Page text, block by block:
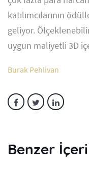
katılımcılarının
geliyor.
uygun maliyetli 3D
Burak Pehlivan
Benzer